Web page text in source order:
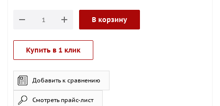
В корзину
Купить в 1 клик
Смотреть прайс-лист
Добавить к сравнению